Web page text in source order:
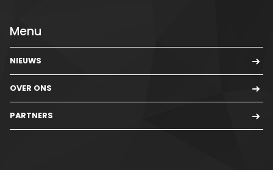
Menu
NIEUWS
OVER ONS
PARTNERS